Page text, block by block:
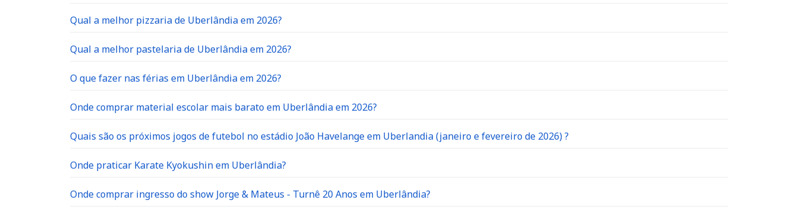
Qual a melhor pizzaria de Uberlândia em 2026?
Qual a melhor pastelaria de Uberlândia em 2026?
O que fazer nas férias em Uberlândia em 2026?
Onde comprar material escolar mais barato em Uberlândia em 2026?
Quais são os próximos jogos de futebol no estádio João Havelange em Uberlandia (janeiro e fevereiro de 2026) ?
Onde praticar Karate Kyokushin em Uberlândia?
Onde comprar ingresso do show Jorge & Mateus - Turnê 20 Anos em Uberlândia?